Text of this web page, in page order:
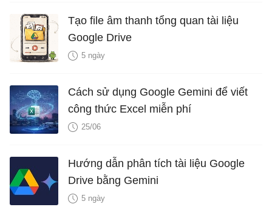
Tạo file âm thanh tổng quan tài liệu
Google Drive
5 ngày
Cách sử dụng Google Gemini để viết
công thức Excel miễn phí
25/06
Hướng dẫn phân tích tài liệu Google
Drive bằng Gemini
5 ngày